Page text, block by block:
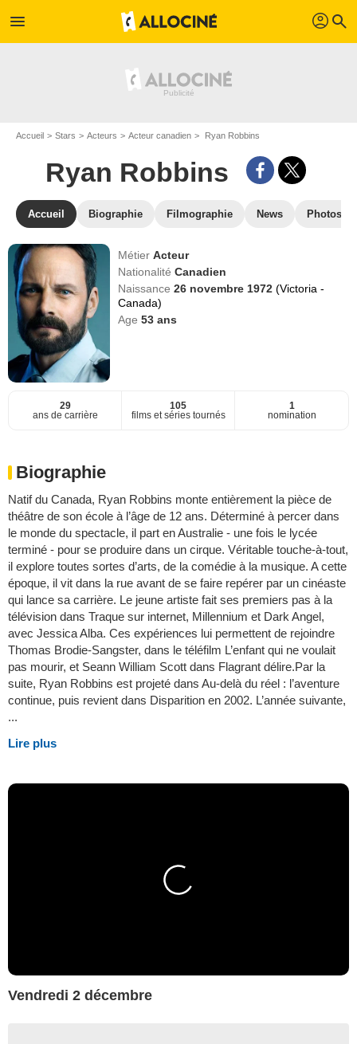
menu profil search
Accueil Stars Acteurs Acteur canadien Ryan Robbins
Ryan Robbins
Accueil Biographie Filmographie News Photos
MétierActeur
NationalitéCanadien
Naissance26 novembre 1972(Victoria -
Canada)
Age53 ans
29
ans de carrière
105
films et séries tournés
1
nomination
Biographie
Natif du Canada, Ryan Robbins monte entièrement la pièce de
théâtre de son école à l’âge de 12 ans. Déterminé à percer dans
le monde du spectacle, il part en Australie - une fois le lycée
terminé - pour se produire dans un cirque. Véritable touche-à-tout,
il explore toutes sortes d’arts, de la comédie à la musique. A cette
époque, il vit dans la rue avant de se faire repérer par un cinéaste
qui lance sa carrière. Le jeune artiste fait ses premiers pas à la
télévision dans Traque sur internet, Millennium et Dark Angel,
avec Jessica Alba. Ces expériences lui permettent de rejoindre
Thomas Brodie-Sangster, dans le téléfilm L’enfant qui ne voulait
pas mourir, et Seann William Scott dans Flagrant délire.Par la
suite, Ryan Robbins est projeté dans Au-delà du réel : l’aventure
continue, puis revient dans Disparition en 2002. L’année suivante,
...
Lire plus
Vendredi 2 décembre